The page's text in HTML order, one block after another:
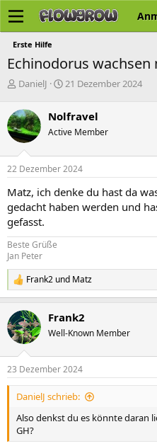
Erste Hilfe
Echinodorus wachsen
E
s
t
e
l
l
e
DanielJ
E
t
e
l
t
m
21 Dezember 2024
Nolfravel
Active Member
22 Dezember 2024
Matz, ich denke du hast da
gedacht haben werden und
gefasst.
Beste Grüße
Jan Peter
R
e
k
t
i
e
n
Frank2 und Matz
Frank2
Well-Known Member
23 Dezember 2024
DanielJ schrieb:
Also denkst du es könnte daran
GH?